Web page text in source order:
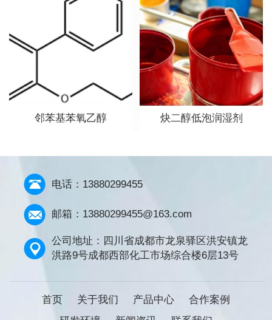
邻苯基苯氧乙醇 炔二醇低泡润湿剂
电话：13880299455
邮箱：13880299455@163.com
公司地址：四川省成都市龙泉驿区洪安镇龙
洪路9号成都西部化工市场综合楼6层13号
首页 关于我们 产品中心
合作案例